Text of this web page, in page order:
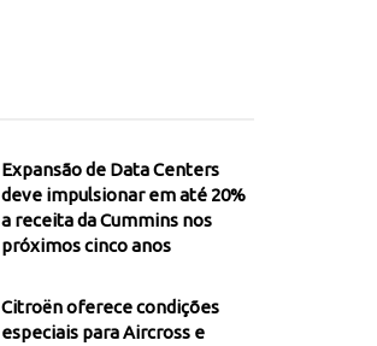
Expansão de Data Centers
deve impulsionar em até 20%
a receita da Cummins nos
próximos cinco anos
Citroën oferece condições
especiais para Aircross e